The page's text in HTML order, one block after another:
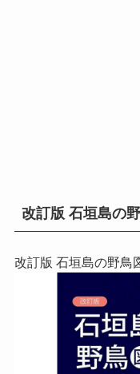
改訂版 石垣島の
改訂版 石垣島の野鳥